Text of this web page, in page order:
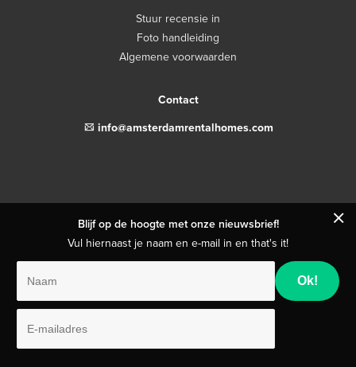
Stuur recensie in
Foto handleiding
Algemene voorwaarden
Contact
email info@amsterdamrentalhomes.com
Blijf op de hoogte met onze nieuwsbrief!
Vul hiernaast je naam en e-mail in en that's it!
close